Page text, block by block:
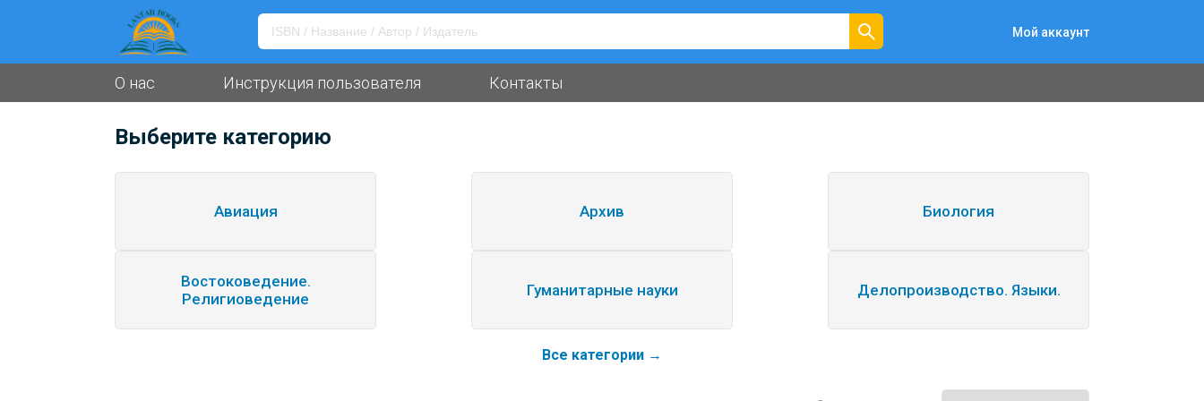
Мой аккаунт
О нас Инструкция пользователя Контакты
Выберите категорию
Авиация Архив Биология
Востоковедение.
Религиоведение
Гуманитарные науки Делопроизводство. Языки.
Все категории →